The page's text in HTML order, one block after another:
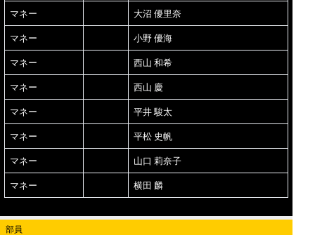
マネー 大沼 優里奈
マネー 小野 優海
マネー 西山 和希
マネー 西山 慶
マネー 平井 駿太
マネー 平松 史帆
マネー 山口 莉奈子
マネー 横田 麟
部員